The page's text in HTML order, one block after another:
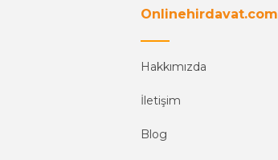
Onlinehirdavat.com
Hakkımızda
İletişim
Blog